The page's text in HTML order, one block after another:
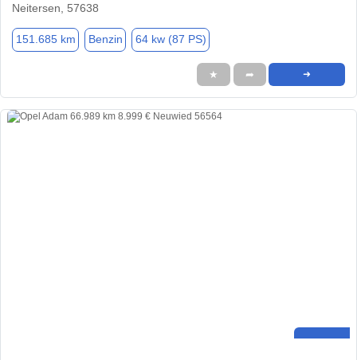
Neitersen, 57638
151.685 km Benzin 64 kw (87 PS)
★ ➦ ➜